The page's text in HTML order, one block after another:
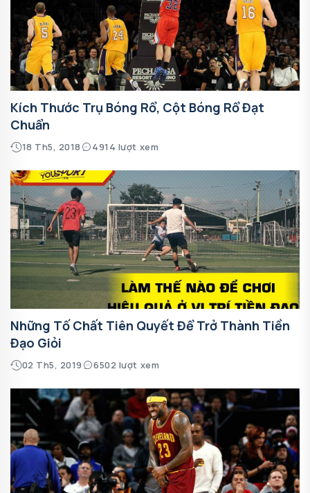
Kích Thước Trụ Bóng Rổ, Cột Bóng Rổ Đạt
Chuẩn
18 Th5, 2018 4914 lượt xem
Những Tố Chất Tiên Quyết Để Trở Thành Tiền
Đạo Giỏi
02 Th5, 2019 6502 lượt xem